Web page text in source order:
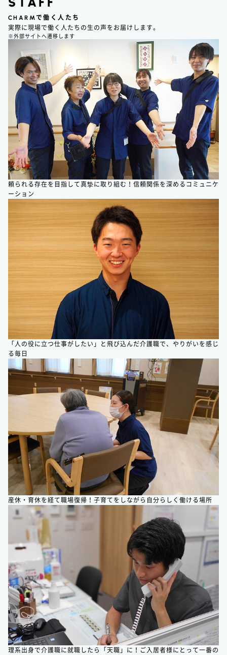
CHARM で働く人たち
実際に現場で働く人たちの生の声をお届けします。
※外部サイトへ遷移します
頼られる存在を目指して真摯に取り組む！信頼関係を深めるコミュニケ
ーション
「人の役に立つ仕事がしたい」と飛び込んだ介護職で、やりがいを感じ
る毎日
産休・育休を経て職場復帰！子育てをしながら自分らしく働ける場所
理系出身で介護職に就職したら「天職」に！ご入居者様にとって一番の